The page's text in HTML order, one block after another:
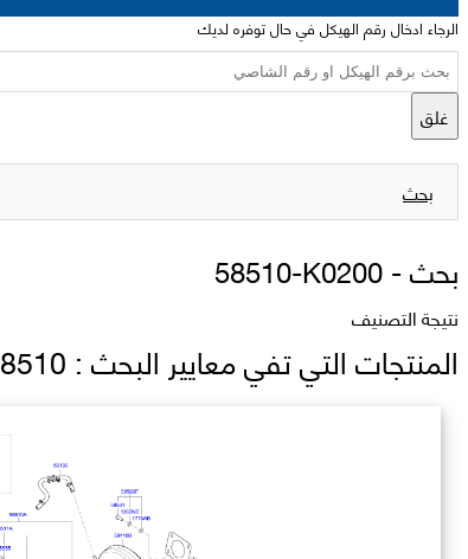
الرجاء ادخال رقم الهيكل في حال توفره لديك
غلق
بحث
بحث -58510-K0200
نتيجة التصنيف
المنتجات التي تفي معايير البحث : 58510 K0200